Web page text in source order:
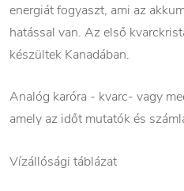
energiát fogyaszt, ami az
hatással van. Az első
készültek Kanadában.
Analóg karóra - kvarc- vagy
amely az időt mutatók és
Vízállósági táblázat